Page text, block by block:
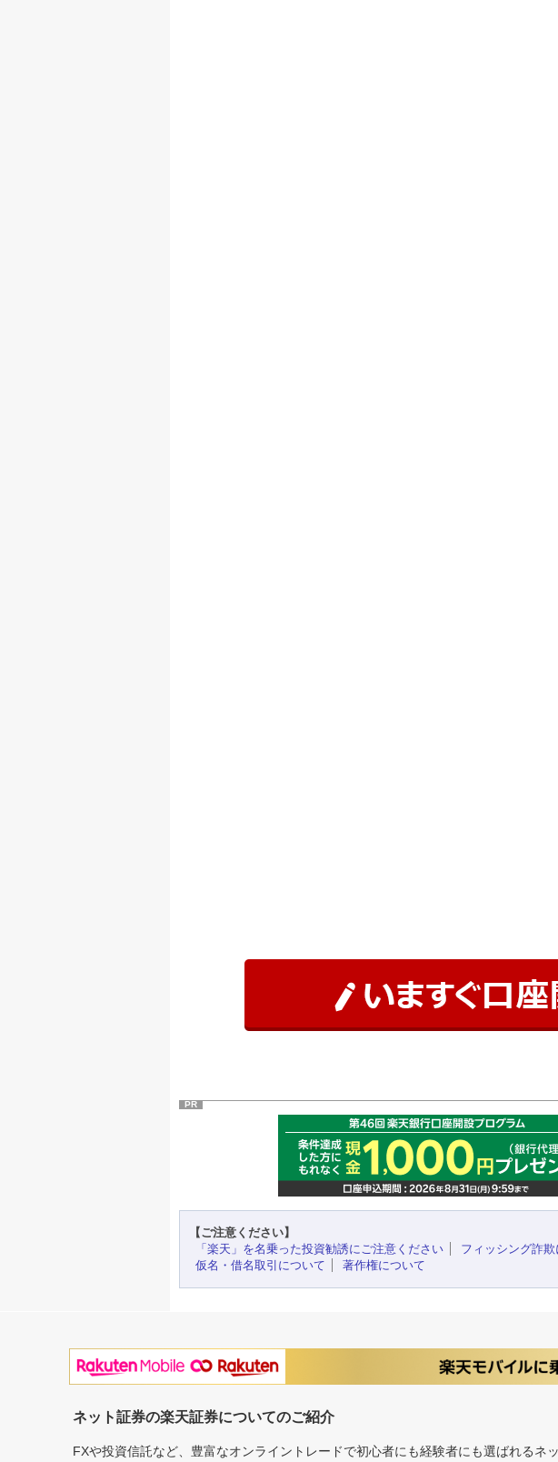
PR
【ご注意ください】
「楽天」を名乗った投資勧誘にご注意ください
フィッシング詐
仮名・借名取引について
著作権について
ネット証券の楽天証券についてのご紹介
FXや投資信託など、豊富なオンライントレードで初心者にも経験者にも選ばれる